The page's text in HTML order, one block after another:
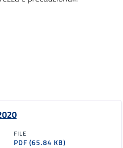
FILE
PDF(65.84 KB)